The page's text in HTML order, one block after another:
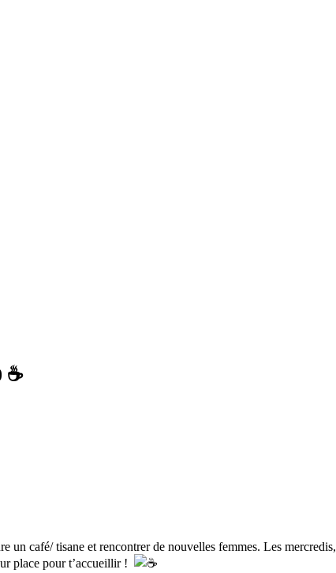
☕
un café/ tisane et rencontrer de nouvelles femmes. Les
place pour t’accueillir !